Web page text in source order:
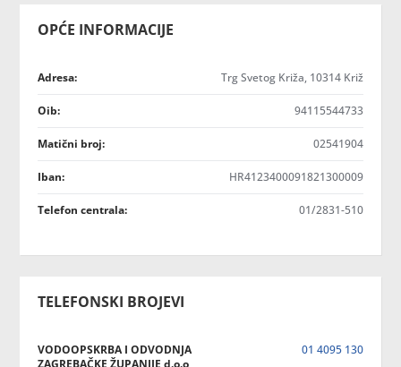
OPĆE INFORMACIJE
Adresa: Trg Svetog Križa, 10314 Križ
Oib: 94115544733
Matični broj: 02541904
Iban: HR4123400091821300009
Telefon centrala: 01/2831-510
TELEFONSKI BROJEVI
VODOOPSKRBA I ODVODNJA
01 4095 130